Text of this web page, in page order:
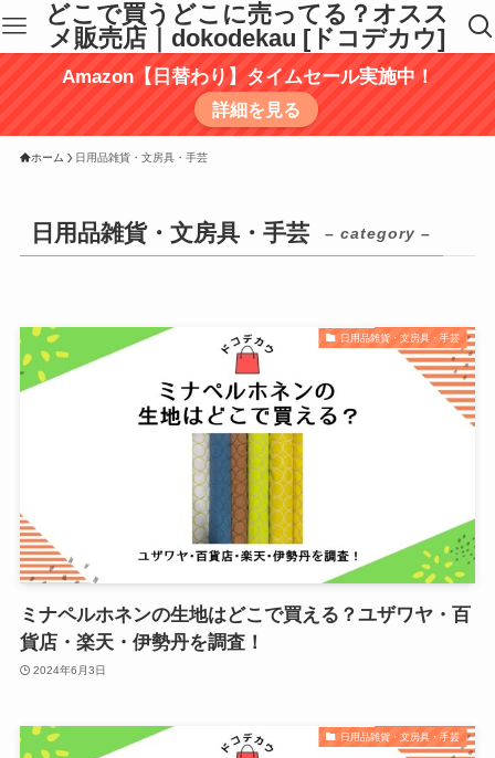
どこで買うどこに売ってる？オスス
メ販売店｜dokodekau [ドコデカウ]
Amazon【日替わり】タイムセール実施中！
詳細を見る
ホーム 日用品雑貨・文房具・手芸
日用品雑貨・文房具・手芸 – category –
日用品雑貨・文房具・手芸
ミナペルホネンの生地はどこで買える？ユザワヤ・百
貨店・楽天・伊勢丹を調査！
2024年6月3日
日用品雑貨・文房具・手芸